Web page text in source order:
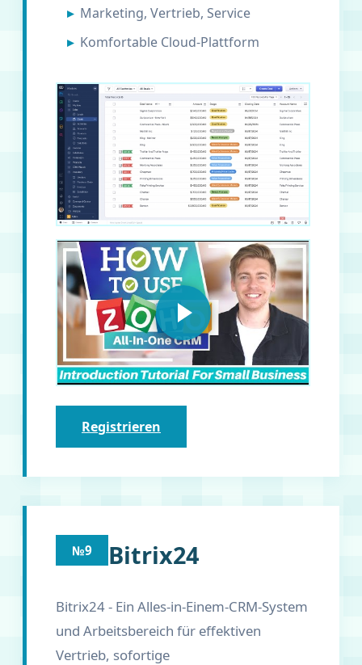
Marketing, Vertrieb, Service
Komfortable Cloud-Plattform
Registrieren
№9 Bitrix24
Bitrix24 - Ein Alles-in-Einem-CRM-System
und Arbeitsbereich für effektiven
Vertrieb, sofortige